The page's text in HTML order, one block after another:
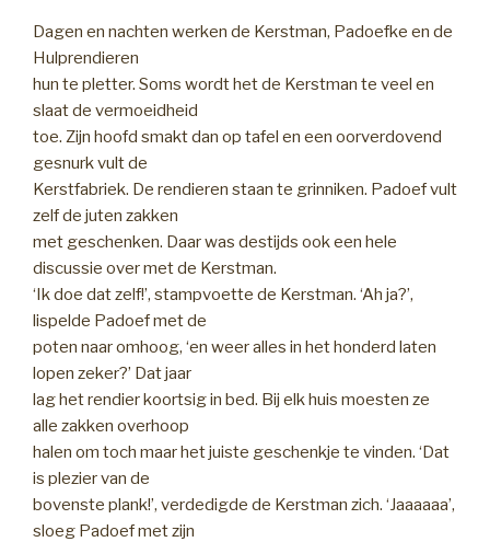
Dagen en nachten werken de Kerstman, Padoefke en de
Hulprendieren
hun te pletter. Soms wordt het de Kerstman te veel en
slaat de vermoeidheid
toe. Zijn hoofd smakt dan op tafel en een oorverdovend
gesnurk vult de
Kerstfabriek. De rendieren staan te grinniken. Padoef vult
zelf de juten zakken
met geschenken. Daar was destijds ook een hele
discussie over met de Kerstman.
‘Ik doe dat zelf!’, stampvoette de Kerstman. ‘Ah ja?’,
lispelde Padoef met de
poten naar omhoog, ‘en weer alles in het honderd laten
lopen zeker?’ Dat jaar
lag het rendier koortsig in bed. Bij elk huis moesten ze
alle zakken overhoop
halen om toch maar het juiste geschenkje te vinden. ‘Dat
is plezier van de
bovenste plank!’, verdedigde de Kerstman zich. ‘Jaaaaaa’,
sloeg Padoef met zijn